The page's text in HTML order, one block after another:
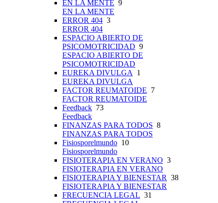
EN LA MENTE 9
EN LA MENTE
ERROR 404 3
ERROR 404
ESPACIO ABIERTO DE
PSICOMOTRICIDAD 9
ESPACIO ABIERTO DE
PSICOMOTRICIDAD
EUREKA DIVULGA
1
EUREKA DIVULGA
FACTOR REUMATOIDE 7
FACTOR REUMATOIDE
Feedback 73
Feedback
FINANZAS PARA TODOS 8
FINANZAS PARA TODOS
Fisiosporelmundo 10
Fisiosporelmundo
FISIOTERAPIA EN VERANO 3
FISIOTERAPIA EN VERANO
FISIOTERAPIA Y BIENESTAR 38
FISIOTERAPIA Y BIENESTAR
FRECUENCIA LEGAL 31